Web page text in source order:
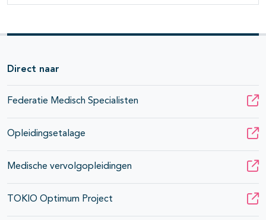
Direct naar
Federatie Medisch Specialisten
Opleidingsetalage
Medische vervolgopleidingen
TOKIO Optimum Project